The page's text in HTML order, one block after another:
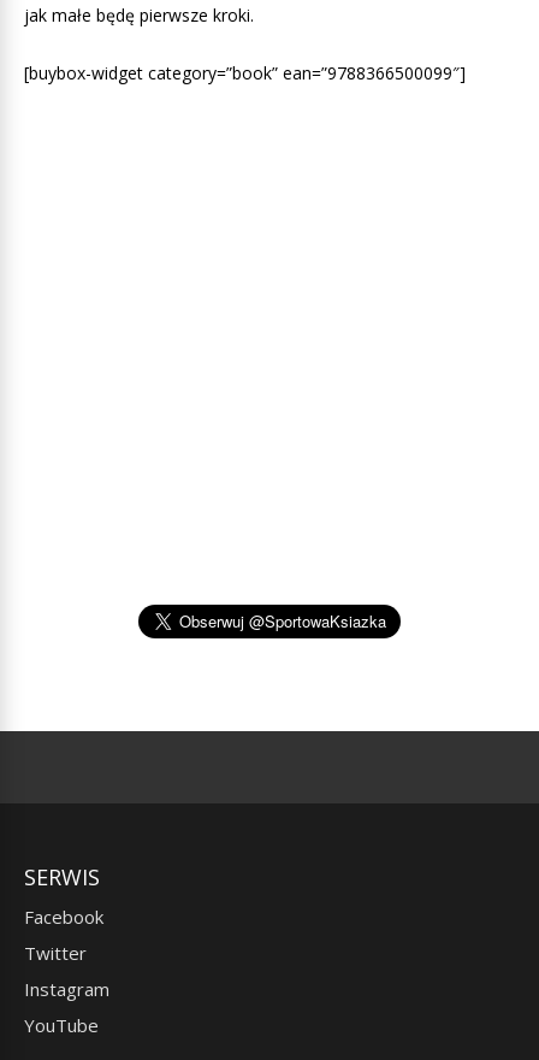
jak małe będę pierwsze kroki.
[buybox-widget category=”book” ean=”9788366500099″]
SERWIS
Facebook
Twitter
Instagram
YouTube